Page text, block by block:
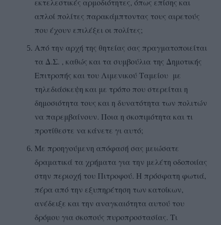
εκτελεστικές αρμοδιότητες, όπως επίσης και
απλοί πολίτες παρακάμπτοντας τους αιρετούς
που έχουν επιλέξει οι πολίτες;
Από την αρχή της θητείας σας πραγματοποιείται
τα Δ.Σ. , καθώς και τα συμβούλια της Δημοτικής
Επιτροπής και του Λιμενικού Ταμείου με
τηλεδιάσκεψη και με τρόπο που στερείται η
δημοσιότητα τους και η δυνατότητα των πολιτών
να παρεμβαίνουν. Ποια η σκοπιμότητα και τι
προτίθεστε να κάνετε γι αυτό;
Με προηγούμενη απόφασή σας μειώσατε
δραματικά τα χρήματα για την μελέτη οδοποιίας
στην περιοχή του Πιτροφού. Η πρόσφατη φωτιά,
πέρα από την εξυπηρέτηση των κατοίκων,
ανέδειξε και την αναγκαιότητα αυτού του
δρόμου για σκοπούς πυροπροστασίας. Τι